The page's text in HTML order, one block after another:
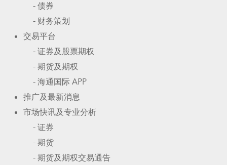
- 债券
- 财务策划
交易平台
- 证券及股票期权
- 期货及期权
- 海通国际 APP
推广及最新消息
市场快讯及专业分析
- 证券
- 期货
- 期货及期权交易通告